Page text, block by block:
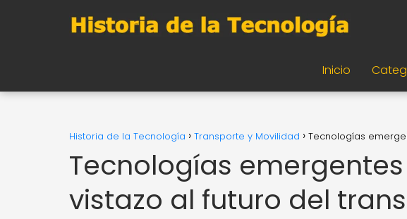
Inicio
Historia de la Tecnología Transporte y Movilidad Tecnologías
Tecnologías
vistazo al futuro del